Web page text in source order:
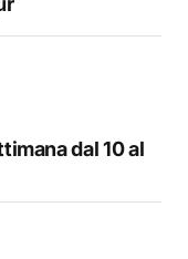
dal 10 al